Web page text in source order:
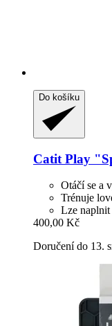
Do košíku
Catit Play
Otáčí se a
Trénuje
Lze
400,00 Kč
Doručení do 13.